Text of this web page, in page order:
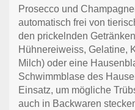
Prosecco und
automatisch frei von
den prickelnden
Hühnereiweiss, Gelatine,
Milch) oder eine
Schwimmblase des
Einsatz, um mögliche
auch in Backwaren